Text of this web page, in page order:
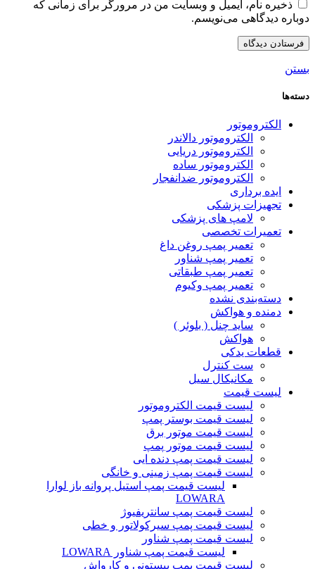
ذخیره نام، ایمیل و وبسایت من در مرورگر برای زمانی که
دوباره دیدگاهی می‌نویسم.
بستن
دسته‌ها
الکتروموتور
الکتروموتور دالاندر
الکتروموتور دریایی
الکتروموتور ساده
الکتروموتور ضدانفجار
ایده برداری
تجهیزات پزشکی
لامپ های پزشکی
تعمیرات تخصصی
تعمیر پمپ روغن داغ
تعمیر پمپ شناور
تعمیر پمپ طبقاتی
تعمیر پمپ وکیوم
دسته‌بندی نشده
دمنده و هواکش
ساید چنل ( بلوئر )
هواکش
قطعات یدکی
ست کنترل
مکانیکال سیل
لیست قیمت
لیست قیمت الکتروموتور
لیست قیمت بوستر پمپ
لیست قیمت موتور برق
لیست قیمت موتور پمپ
لیست قیمت پمپ دنده ایی
لیست قیمت پمپ زمینی و خانگی
ليست قيمت پمپ استيل پروانه باز لوارا
LOWARA
لیست قیمت پمپ سانتریفیوژ
لیست قیمت پمپ سیرکولاتور و خطی
لیست قیمت پمپ شناور
لیست قیمت پمپ شناور LOWARA
لیست قیمت پمپ پیستونی و کارواش